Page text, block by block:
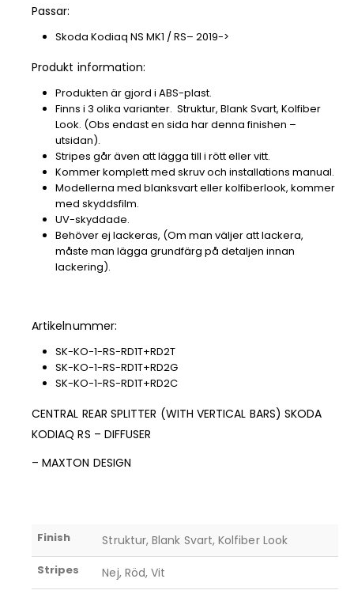
Passar:
Skoda Kodiaq NS MK1 / RS– 2019->
Produkt information:
Produkten är gjord i ABS-plast.
Finns i 3 olika varianter. Struktur, Blank Svart, Kolfiber
Look. (Obs endast en sida har denna finishen –
utsidan).
Stripes går även att lägga till i rött eller vitt.
Kommer komplett med skruv och installations manual.
Modellerna med blanksvart eller kolfiberlook, kommer
med skyddsfilm.
UV-skyddade.
Behöver ej lackeras, (Om man väljer att lackera,
måste man lägga grundfärg på detaljen innan
lackering).
Artikelnummer:
SK-KO-1-RS-RD1T+RD2T
SK-KO-1-RS-RD1T+RD2G
SK-KO-1-RS-RD1T+RD2C
CENTRAL REAR SPLITTER (WITH VERTICAL BARS) SKODA
KODIAQ RS – DIFFUSER
– MAXTON DESIGN
Finish Struktur, Blank Svart, Kolfiber Look
Stripes Nej, Röd, Vit